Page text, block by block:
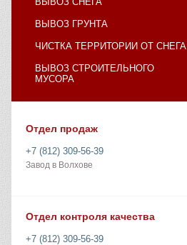
ВЫВОЗ ГРУНТА
ЧИСТКА ТЕРРИТОРИИ ОТ СНЕГА
ВЫВОЗ СТРОИТЕЛЬНОГО
МУСОРА
Отдел продаж
+7 (812) 309-56-39
Завод в Волхове
Отдел контроля качества
+7 (812) 309-56-39